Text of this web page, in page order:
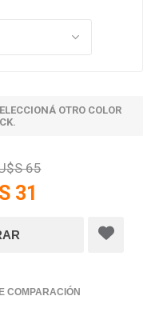
OTRO COLOR
65
31
COMPARACIÓN